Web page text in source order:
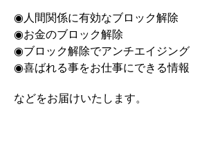
◉人間関係に有効なブロック解除
◉お金のブロック解除
◉ブロック解除でアンチエイジング
◉喜ばれる事をお仕事にできる情報
などをお届けいたします。